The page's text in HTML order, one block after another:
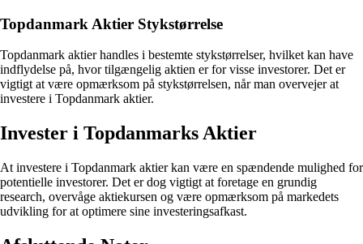
Topdanmark Aktier Stykstørrelse
Topdanmark aktier handles i bestemte stykstørrelser, hvilket kan have
indflydelse på, hvor tilgængelig aktien er for visse investorer. Det er
vigtigt at være opmærksom på stykstørrelsen, når man overvejer at
investere i Topdanmark aktier.
Invester i Topdanmarks Aktier
At investere i Topdanmark aktier kan være en spændende mulighed for
potentielle investorer. Det er dog vigtigt at foretage en grundig
research, overvåge aktiekursen og være opmærksom på markedets
udvikling for at optimere sine investeringsafkast.